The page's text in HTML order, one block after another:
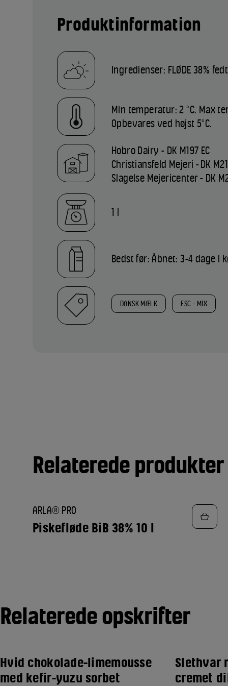
Produktinformation
Ingredienser: FLØDE 38% fedt
Min temperatur: 2 °C. Max
Opbevares ved højst 5°C.
Hobro Dairy - DK M197 EC
Christiansfeld Mejeri - DK
Slagelse Mejericenter - DK
1 l
Bedst før: Åbnet: 3-4 dage i
DANSK MÆLK FSC - MIX
Relaterede produkter
TILFØJ
TIL
FAVORITTER
ARLA® PRO
Piskefløde BiB 38% 10 l
Relaterede opskrifter
Hvid chokolade-limemousse
med kefir-yuzu sorbet
Slethvar
cremet